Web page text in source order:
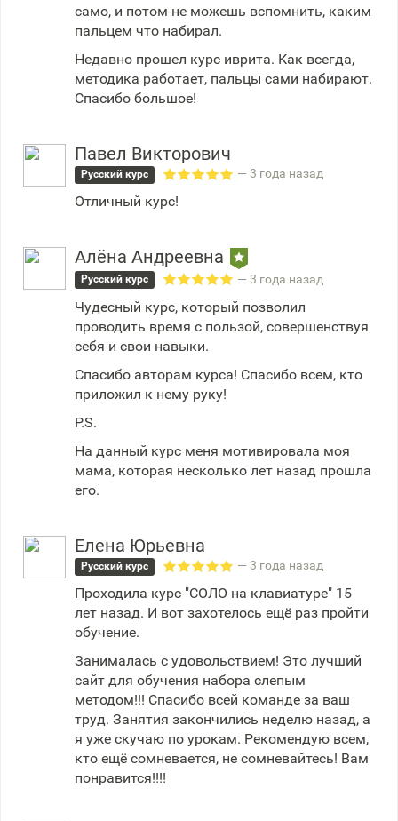
само, и потом не можешь вспомнить, каким
пальцем что набирал.
Недавно прошел курс иврита. Как всегда,
методика работает, пальцы сами набирают.
Спасибо большое!
Павел Викторович
Русский курс — 3 года назад
Отличный курс!
Алёна Андреевна
Русский курс — 3 года назад
Чудесный курс, который позволил
проводить время с пользой, совершенствуя
себя и свои навыки.
Спасибо авторам курса! Спасибо всем, кто
приложил к нему руку!
P.S.
На данный курс меня мотивировала моя
мама, которая несколько лет назад прошла
его.
Елена Юрьевна
Русский курс — 3 года назад
Проходила курс "СОЛО на клавиатуре" 15
лет назад. И вот захотелось ещё раз пройти
обучение.
Занималась с удовольствием! Это лучший
сайт для обучения набора слепым
методом!!! Спасибо всей команде за ваш
труд. Занятия закончились неделю назад, а
я уже скучаю по урокам. Рекомендую всем,
кто ещё сомневается, не сомневайтесь! Вам
понравится!!!!